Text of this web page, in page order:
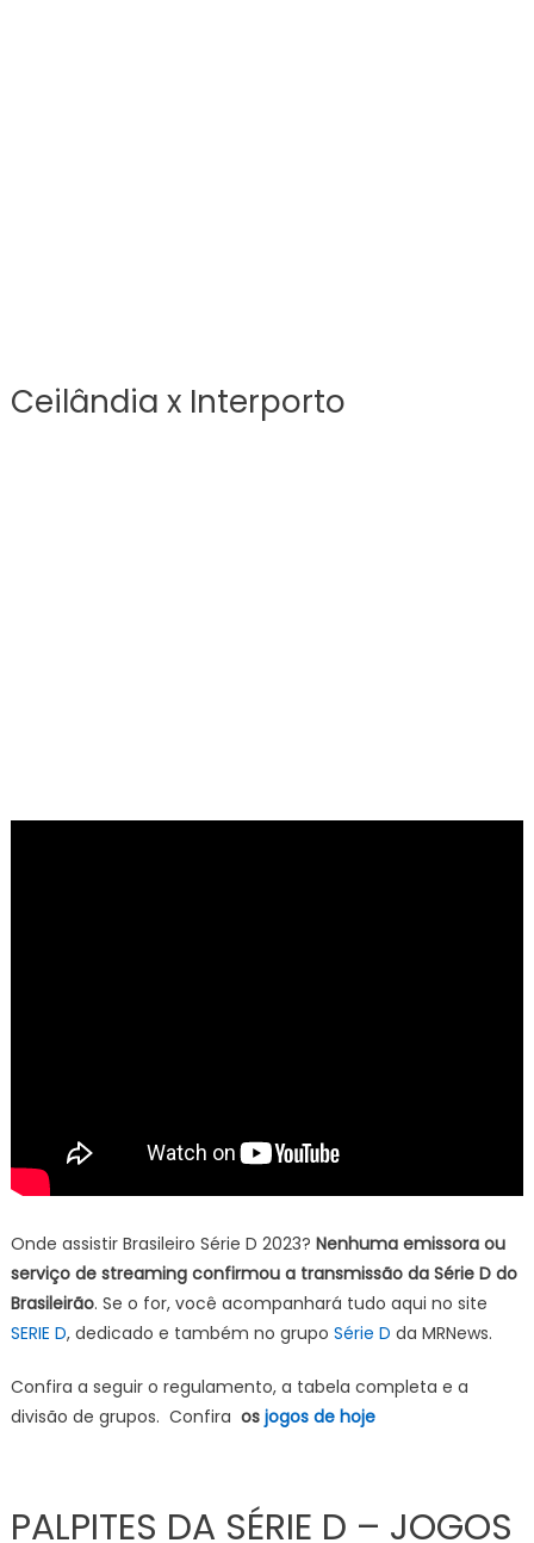
Ceilândia x Interporto
Onde assistir Brasileiro Série D 2023? Nenhuma emissora ou
serviço de streaming confirmou a transmissão da Série D do
Brasileirão. Se o for, você acompanhará tudo aqui no site
SERIE D, dedicado e também no grupo Série D da MRNews.
Confira a seguir o regulamento, a tabela completa e a
divisão de grupos. Confira osjogos de hoje
PALPITES DA SÉRIE D – JOGOS